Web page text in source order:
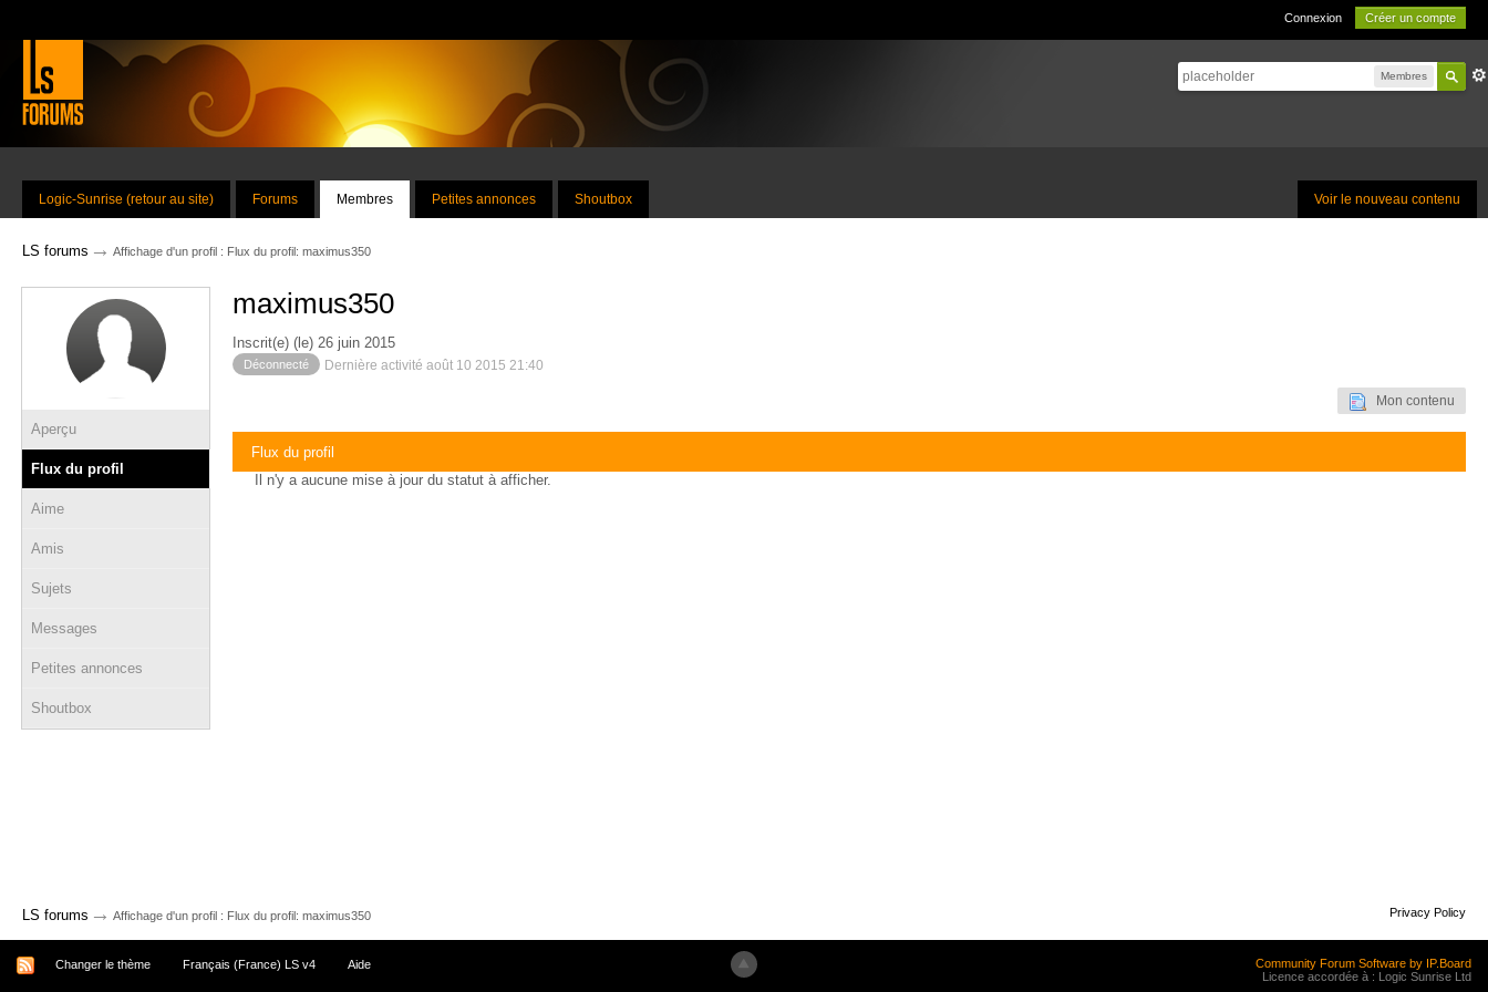
Connexion Créer un compte
Membres
Voir le nouveau contenu
Logic-Sunrise (retour au site) Forums Membres Petites annonces Shoutbox
LS forums → Affichage d'un profil : Flux du profil: maximus350
Aperçu
Flux du profil
Aime
Amis
Sujets
Messages
Petites annonces
Shoutbox
maximus350
Inscrit(e) (le) 26 juin 2015
Déconnecté Dernière activité août 10 2015 21:40
Mon contenu
Flux du profil
Il n'y a aucune mise à jour du statut à afficher.
LS forums → Affichage d'un profil : Flux du profil: maximus350 Privacy Policy
Changer le thème Français (France) LS v4 Aide
Community Forum Software by IP.Board
Licence accordée à : Logic Sunrise Ltd